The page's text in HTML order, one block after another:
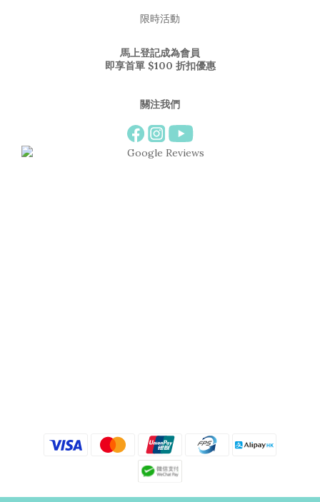
限時活動
馬上登記成為會員
即享首單 $100 折扣優惠
關注我們